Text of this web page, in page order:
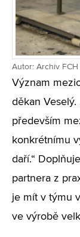
Autor: Archiv FCH
Význam
děkan
především
konkrétnímu
daří.“
partnera z
je mít v týmu
ve výrobě